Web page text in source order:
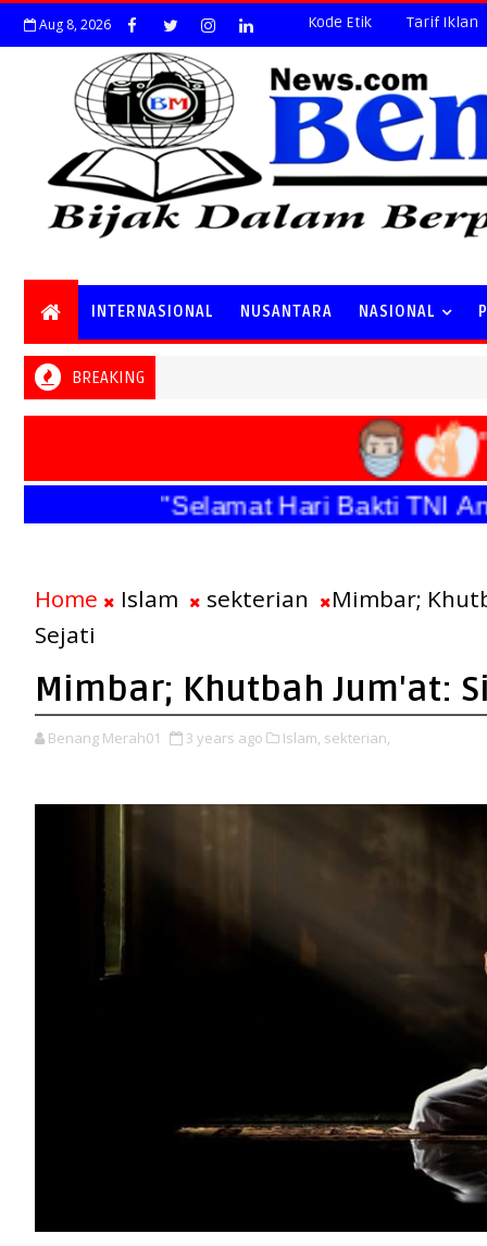
Aug 8, 2026 Kode Etik Tarif Iklan
INTERNASIONAL NUSANTARA NASIONAL
BREAKING
"Selamat Hari Bakti TNI
Home Islam sekterian
Mimbar;
Sejati
Mimbar; Khutbah Jum'at:
Benang Merah01 3 years ago Islam, sekterian,